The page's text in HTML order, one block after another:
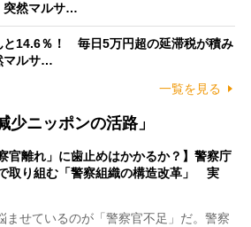
突然マルサ…
と14.6％！ 毎日5万円超の延滞税が積み
マルサ…
一覧を見る
少ニッポンの活路」
官離れ」に歯止めはかかるか？】警察庁
取り組む「警察組織の構造改革」 実
せているのが「警察官不足」だ。警察